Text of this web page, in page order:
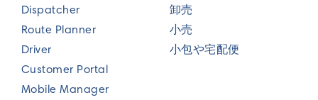
現在の配送ルート計画の課題は何でしょう
か？
Dispatcher
Route Planner
Driver
Customer Portal
Mobile Manager
卸売
小売
小包や宅配便